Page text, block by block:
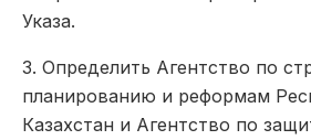
Указа.
3. Определить Агентство по
планированию и реформам
Казахстан и Агентство по